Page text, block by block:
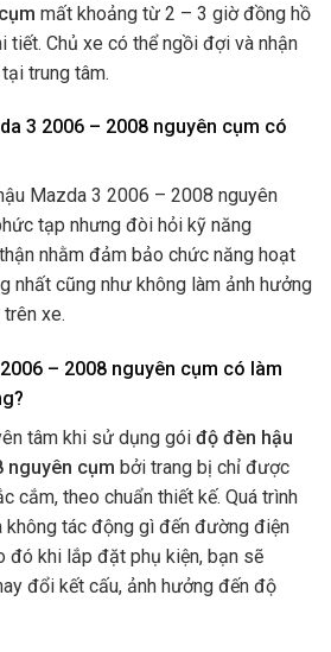
mất khoảng từ 2 – 3 giờ đồng hồ
tiết. Chủ xe có thể ngồi đợi và nhận
trung tâm.
3 2006 – 2008 nguyên cụm có
Mazda 3 2006 – 2008 nguyên
tạp nhưng đòi hỏi kỹ năng
nhằm đảm bảo chức năng hoạt
nhất cũng như không làm ảnh hưởng
xe.
– 2008 nguyên cụm có làm
tâm khi sử dụng gói độ đèn hậu
nguyên cụm bởi trang bị chỉ được
cắm, theo chuẩn thiết kế. Quá trình
không tác động gì đến đường điện
đó khi lắp đặt phụ kiện, bạn sẽ
đổi kết cấu, ảnh hưởng đến độ